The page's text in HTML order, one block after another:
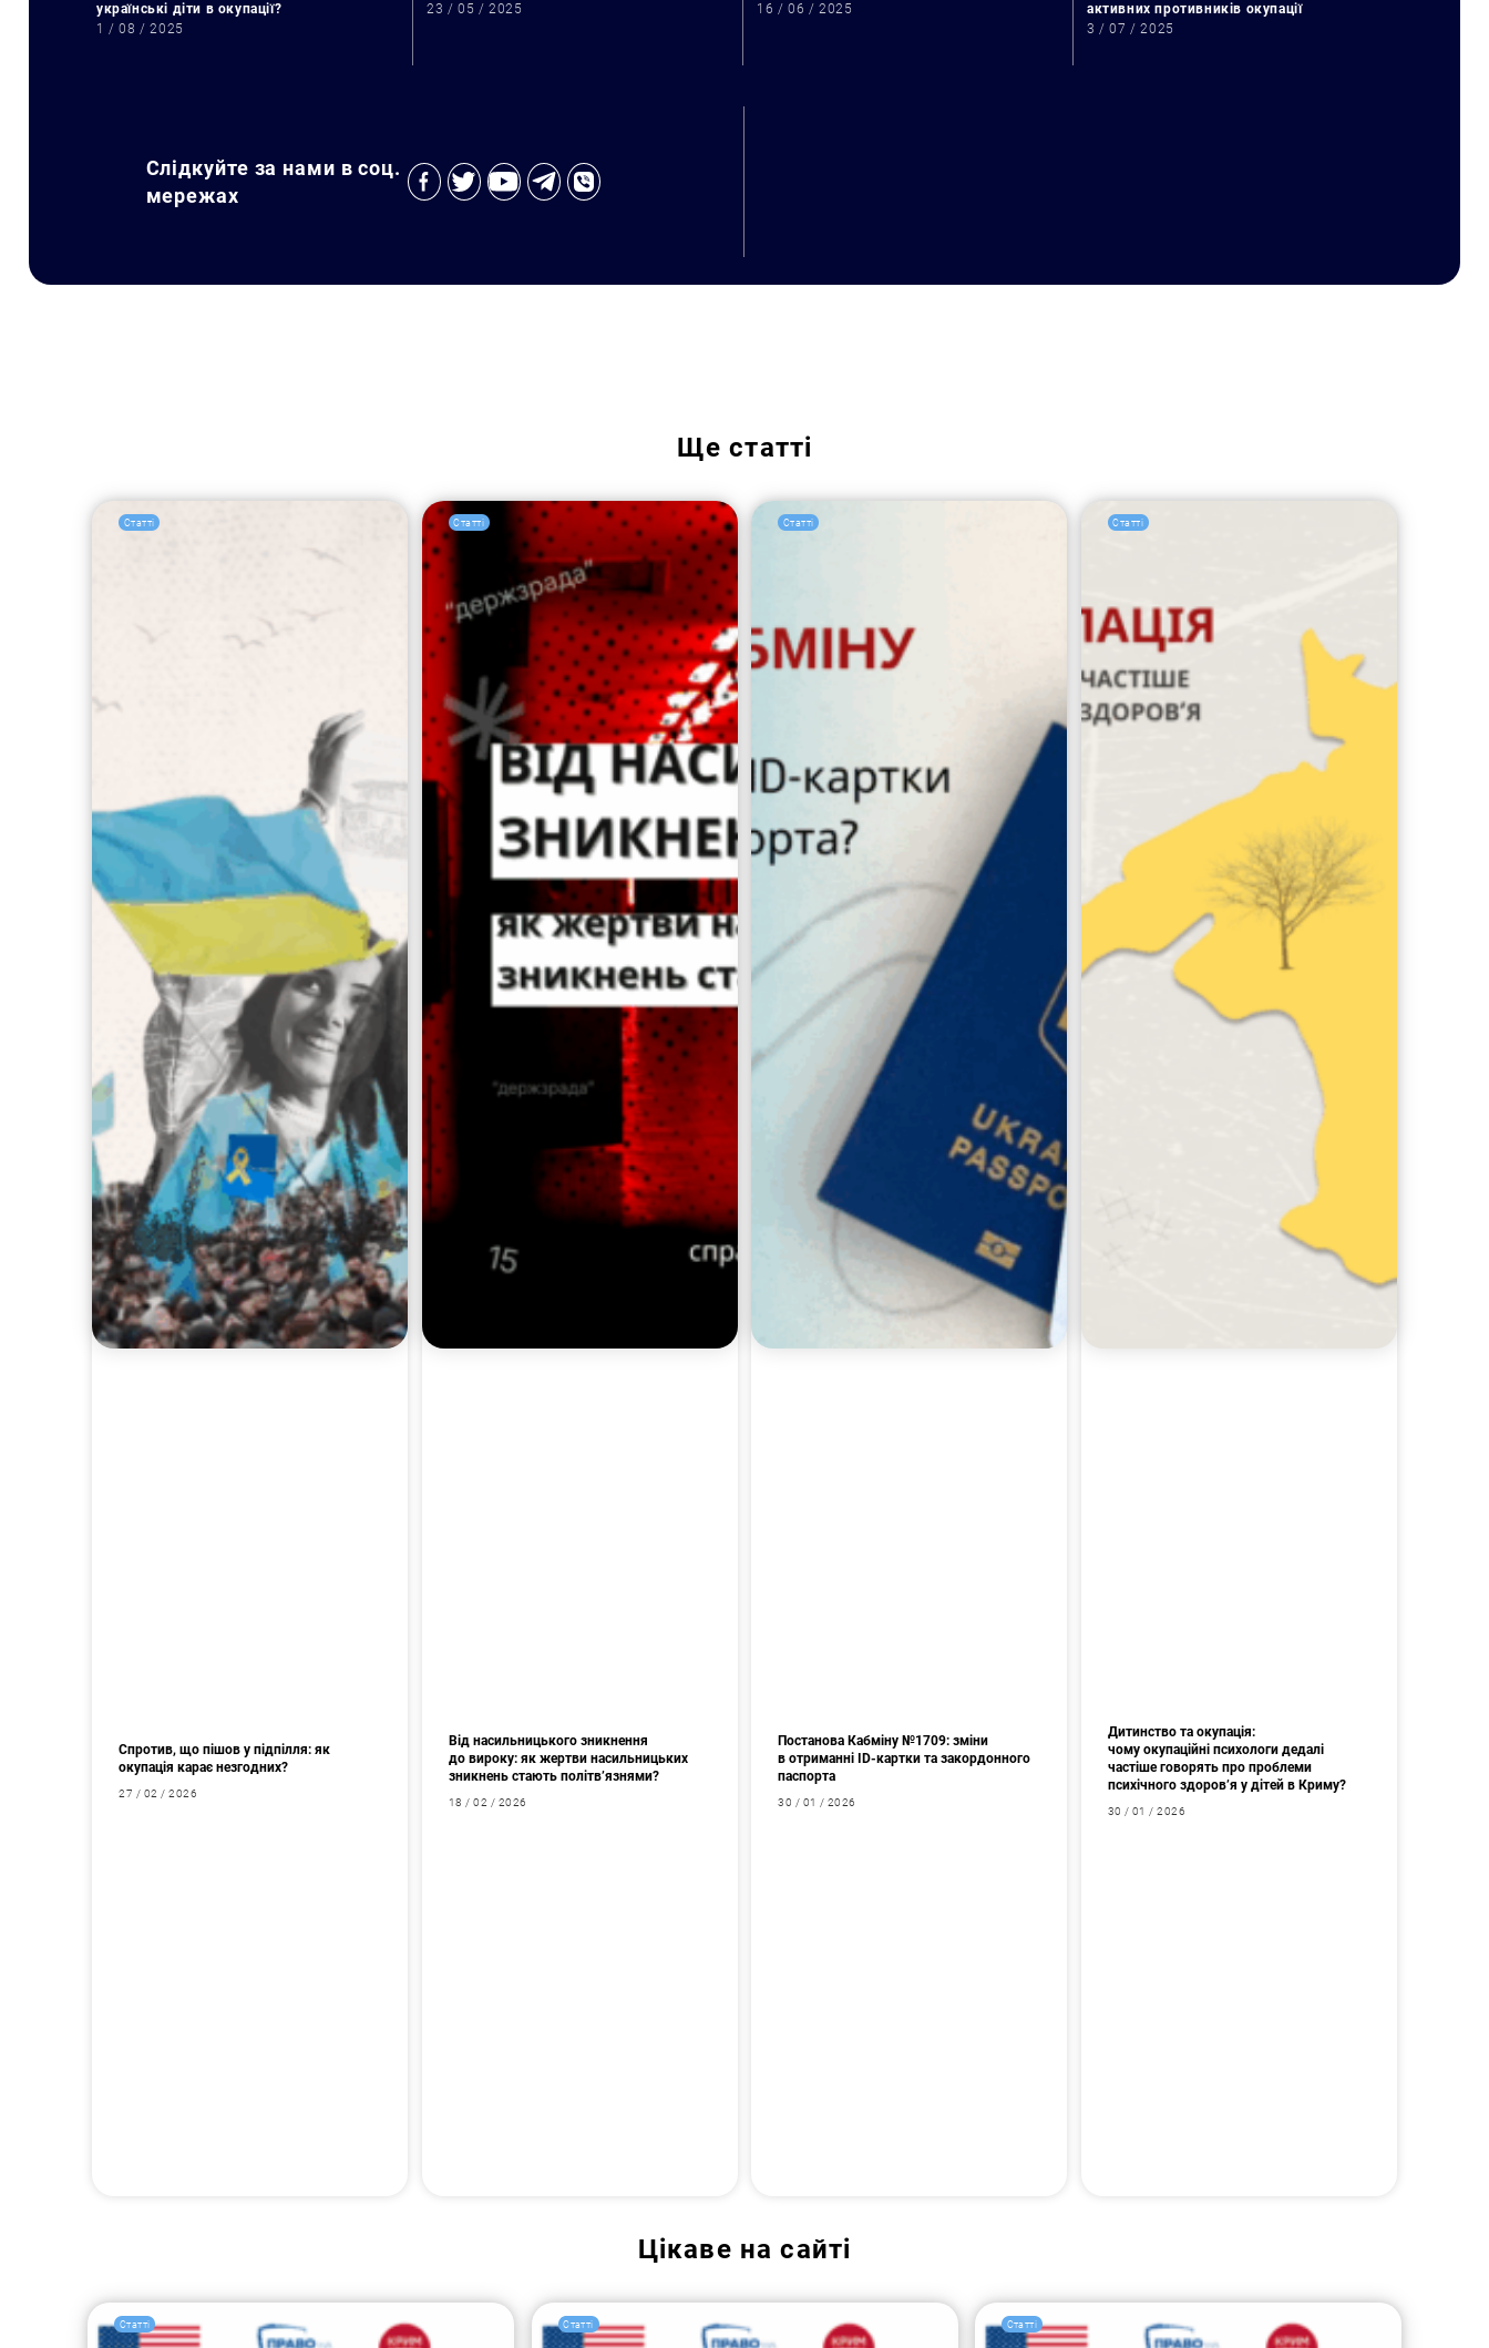
українські діти в окупації?
1 / 08 / 2025
23 / 05 / 2025
16 / 06 / 2025
активних противників окупації
3 / 07 / 2025
Слідкуйте за нами в соц.
мережах
Щестатті
Статті
Спротив, що пішов у підпілля: як
окупація карає незгодних?
27 / 02 / 2026
Статті
Від насильницького зникнення
до вироку: як жертви насильницьких
зникнень стають політв’язнями?
18 / 02 / 2026
Статті
Постанова Кабміну №1709: зміни
в отриманні ID-картки та закордонного
паспорта
30 / 01 / 2026
Статті
Дитинство та окупація:
чому окупаційні психологи дедалі
частіше говорять про проблеми
психічного здоров’я у дітей в Криму?
30 / 01 / 2026
Цікаве на сайті
Статті Статті Статті